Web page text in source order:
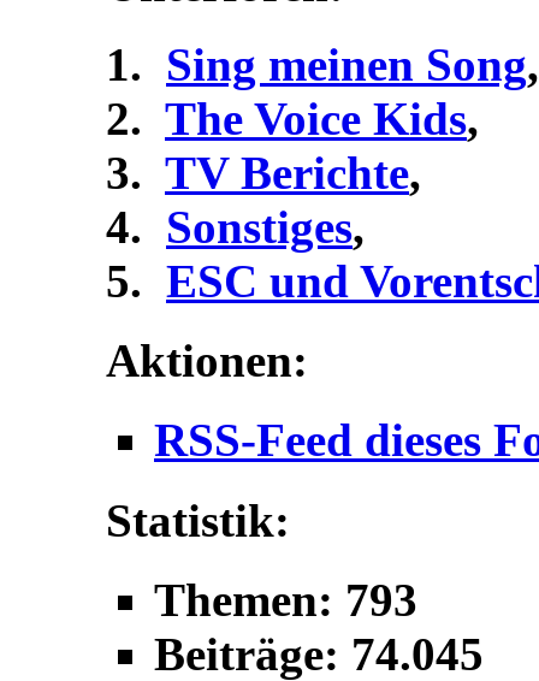
Sing meinen Song,
The Voice Kids,
TV Berichte,
Sonstiges,
ESC und
Aktionen:
RSS-Feed dieses
Statistik:
Themen: 793
Beiträge: 74.045